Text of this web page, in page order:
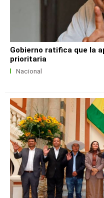
Gobierno ratifica que la
prioritaria
Nacional